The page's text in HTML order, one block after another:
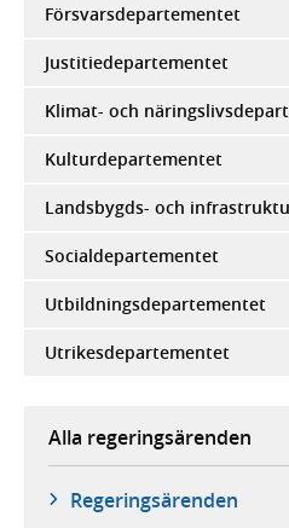
Försvarsdepartementet
Justitiedepartementet
Klimat- och
Kulturdepartementet
Landsbygds- och
Socialdepartementet
Utbildningsdepartementet
Utrikesdepartementet
Alla regeringsärenden
Regeringsärenden